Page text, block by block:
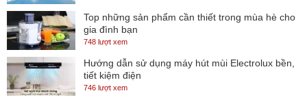
Top những sản phẩm cần thiết trong mùa hè cho
gia đình bạn
748 lượt xem
Hướng dẫn sử dụng máy hút mùi Electrolux bền,
tiết kiệm điện
746 lượt xem